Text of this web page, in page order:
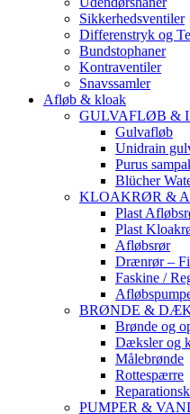
Sikkerhedsventiler
Differenstryk og
Bundstophaner
Kontraventiler
Snavssamler
Afløb & kloak
GULVAFLØB &
Gulvafløb
Unidrain
Purus
Blücher
KLOAKRØR &
Plast
Plast
Afløbsrør
Drænrør –
Faskine /
BRØNDE &
Brønde og
Dæksler og
Målebrønde
Rottespærre
PUMPER &